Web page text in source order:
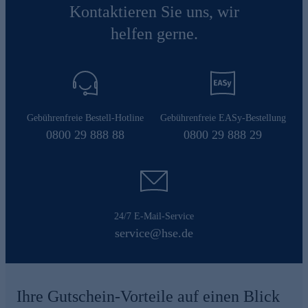
Kontaktieren Sie uns, wir
helfen gerne.
Gebührenfreie Bestell-Hotline
0800 29 888 88
Gebührenfreie EASy-Bestellung
0800 29 888 29
24/7 E-Mail-Service
service@hse.de
Ihre Gutschein-Vorteile auf einen Blick